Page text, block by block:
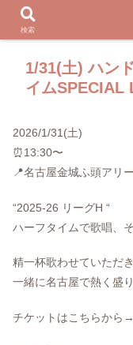
1/31(土) ハン
イムSPECIAL
2026/1/31(土)
⏰13:30〜
📍名古屋金城ふ頭アリ
“2025-26 リーグH “
ハーフタイムで歌唱、
精一杯歌わせていただ
一緒に名古屋で熱く盛
チケットはこちらから→
検索